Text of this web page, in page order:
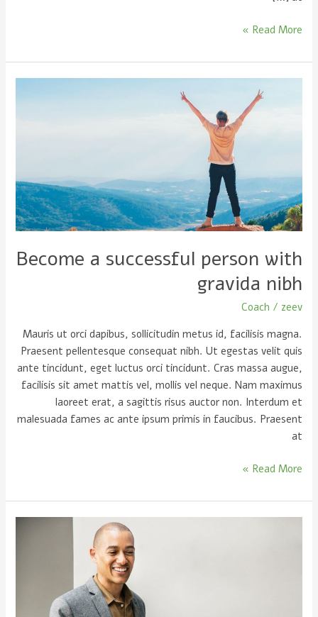
Read More »
Become a successful person with
gravida nibh
Coach / zeev
Mauris ut orci dapibus, sollicitudin metus id, facilisis magna.
Praesent pellentesque consequat nibh. Ut egestas velit quis
ante tincidunt, eget luctus orci tincidunt. Cras massa augue,
facilisis sit amet mattis vel, mollis vel neque. Nam maximus
laoreet erat, a sagittis risus auctor non. Interdum et
malesuada fames ac ante ipsum primis in faucibus. Praesent
at
Read More »